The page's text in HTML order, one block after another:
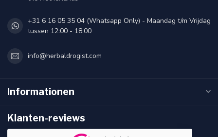
+31 6 16 05 35 04 (Whatsapp Only) - Maandag t/m Vrijdag
tussen 12:00 - 18:00
info@herbaldrogist.com
Informationen
Klanten-reviews